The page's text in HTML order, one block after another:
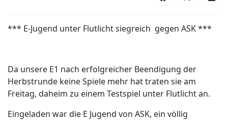
*** E-Jugend unter Flutlicht siegreich gegen ASK ***
Da unsere E1 nach erfolgreicher Beendigung der
Herbstrunde keine Spiele mehr hat traten sie am
Freitag, daheim zu einem Testspiel unter Flutlicht an.
Eingeladen war die E Jugend von ASK, ein völlig